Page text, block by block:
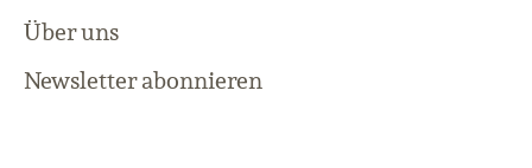
Über uns
Newsletter abonnieren